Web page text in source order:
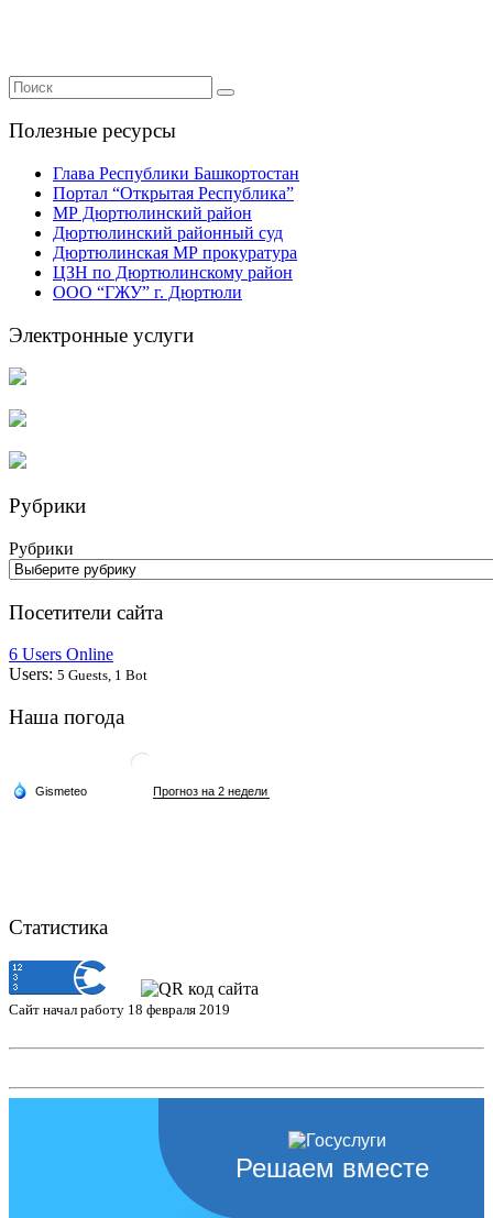
Полезные ресурсы
Глава Республики Башкортостан
Портал “Открытая Республика”
МР Дюртюлинский район
Дюртюлинский районный суд
Дюртюлинская МР прокуратура
ЦЗН по Дюртюлинскому район
ООО “ГЖУ” г. Дюртюли
Электронные услуги
Рубрики
Рубрики
Посетители сайта
6 Users Online
Users: 5 Guests, 1 Bot
Наша погода
Статистика
Сайт начал работу 18 февраля 2019
Решаем вместе